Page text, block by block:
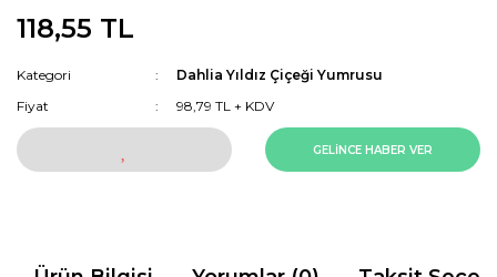
118,55 TL
Kategori
Dahlia Yıldız Çiçeği Yumrusu
Fiyat
98,79 TL + KDV
GELİNCE HABER VER